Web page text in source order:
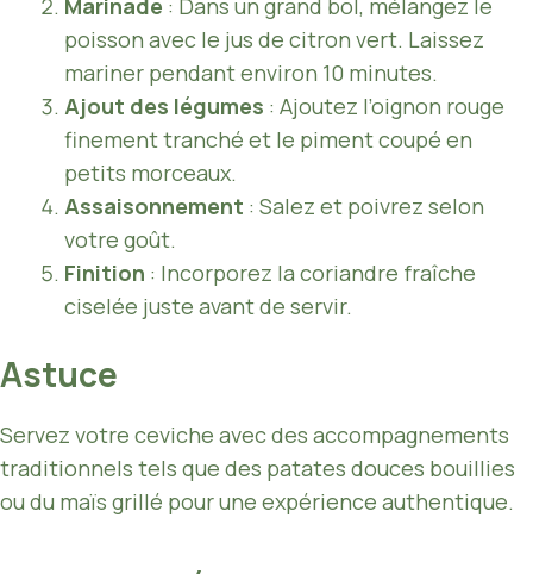
Marinade : Dans un grand bol, mélangez le
poisson avec le jus de citron vert. Laissez
mariner pendant environ 10 minutes.
Ajout des légumes : Ajoutez l’oignon rouge
finement tranché et le piment coupé en
petits morceaux.
Assaisonnement : Salez et poivrez selon
votre goût.
Finition : Incorporez la coriandre fraîche
ciselée juste avant de servir.
Astuce
Servez votre ceviche avec des accompagnements
traditionnels tels que des patates douces bouillies
ou du maïs grillé pour une expérience authentique.